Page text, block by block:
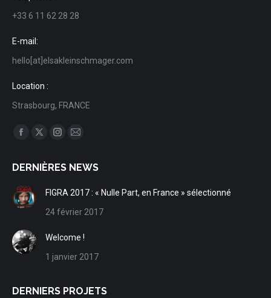
+33 6 11 62 28 28
E-mail:
hello[at]elsakleinschmager.com
Location :
Strasbourg, FRANCE
Trouvez nous sur :
Facebook
opens
in
new
window
opens
window
Instagram
opens
window
opens
window
DERNIÈRES NEWS
FIGRA 2017 : « Nulle Part, en France » sélectionné
24 février 2017
Welcome !
1 janvier 2017
DERNIERS PROJETS